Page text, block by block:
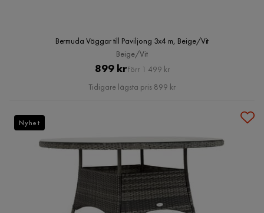
Bermuda Väggar till Paviljong 3x4 m, Beige/Vit
Beige/Vit
Pris
899 kr Original
Pris
Förr 1 499 kr
Tidigare lägsta pris 899 kr
Nyhet